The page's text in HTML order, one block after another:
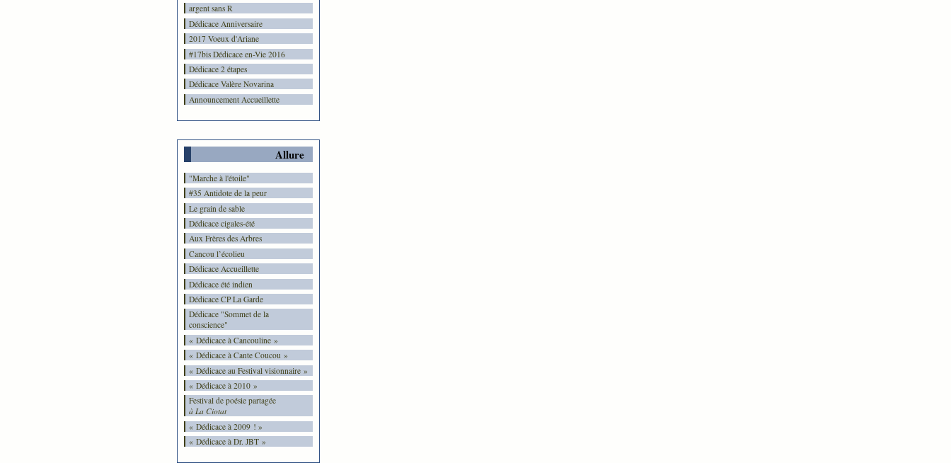
argent sans R
Dédicace Anniversaire
2017 Voeux d'Ariane
#17bis Dédicace en-Vie 2016
Dédicace 2 étapes
Dédicace Valère Novarina
Announcement Accueillette
Allure
"Marche à l'étoile"
#35 Antidote de la peur
Le grain de sable
Dédicace cigales-été
Aux Frères des Arbres
Cancou l’écolieu
Dédicace Accueillette
Dédicace été indien
Dédicace CP La Garde
Dédicace "Sommet de la
conscience"
« Dédicace à Cancouline »
« Dédicace à Cante Coucou »
« Dédicace au Festival visionnaire »
« Dédicace à 2010 »
Festival de poésie partagée
à La Ciotat
« Dédicace à 2009 ! »
« Dédicace à Dr. JBT »